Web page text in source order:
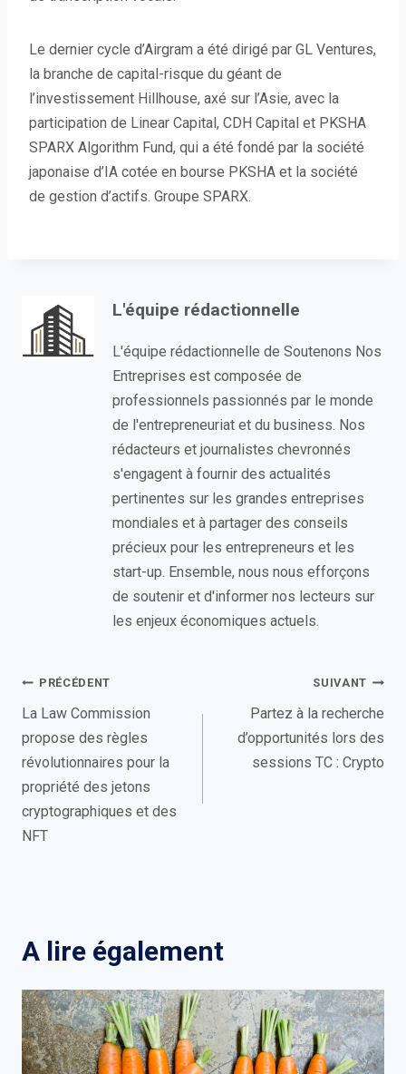
Le dernier cycle d’Airgram a été dirigé par GL Ventures,
la branche de capital-risque du géant de
l’investissement Hillhouse, axé sur l’Asie, avec la
participation de Linear Capital, CDH Capital et PKSHA
SPARX Algorithm Fund, qui a été fondé par la société
japonaise d’IA cotée en bourse PKSHA et la société
de gestion d’actifs. Groupe SPARX.
L'équipe rédactionnelle
L'équipe rédactionnelle de Soutenons Nos
Entreprises est composée de
professionnels passionnés par le monde
de l'entrepreneuriat et du business. Nos
rédacteurs et journalistes chevronnés
s'engagent à fournir des actualités
pertinentes sur les grandes entreprises
mondiales et à partager des conseils
précieux pour les entrepreneurs et les
start-up. Ensemble, nous nous efforçons
de soutenir et d'informer nos lecteurs sur
les enjeux économiques actuels.
Navigation
de
l’article
PRÉCÉDENT
La Law Commission
propose des règles
révolutionnaires pour la
propriété des jetons
cryptographiques et des
NFT
SUIVANT
Partez à la recherche
d’opportunités lors des
sessions TC : Crypto
A lire également